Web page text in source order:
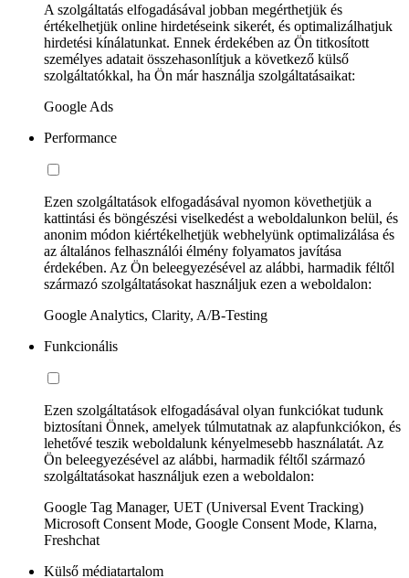
A szolgáltatás elfogadásával jobban megérthetjük és
értékelhetjük online hirdetéseink sikerét, és optimalizálhatjuk
hirdetési kínálatunkat. Ennek érdekében az Ön titkosított
személyes adatait összehasonlítjuk a következő külső
szolgáltatókkal, ha Ön már használja szolgáltatásaikat:
Google Ads
Performance
Ezen szolgáltatások elfogadásával nyomon követhetjük a
kattintási és böngészési viselkedést a weboldalunkon belül, és
anonim módon kiértékelhetjük webhelyünk optimalizálása és
az általános felhasználói élmény folyamatos javítása
érdekében. Az Ön beleegyezésével az alábbi, harmadik féltől
származó szolgáltatásokat használjuk ezen a weboldalon:
Google Analytics, Clarity, A/B-Testing
Funkcionális
Ezen szolgáltatások elfogadásával olyan funkciókat tudunk
biztosítani Önnek, amelyek túlmutatnak az alapfunkciókon, és
lehetővé teszik weboldalunk kényelmesebb használatát. Az
Ön beleegyezésével az alábbi, harmadik féltől származó
szolgáltatásokat használjuk ezen a weboldalon:
Google Tag Manager, UET (Universal Event Tracking)
Microsoft Consent Mode, Google Consent Mode, Klarna,
Freshchat
Külső médiatartalom